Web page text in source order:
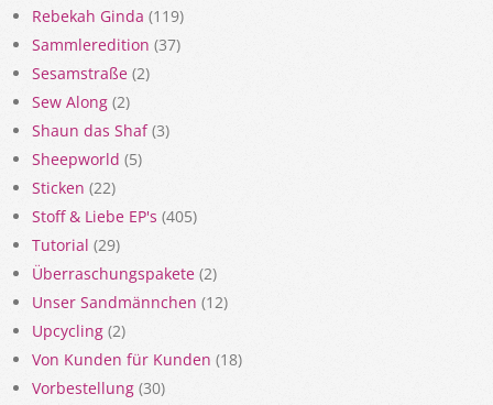
Rebekah Ginda (119)
Sammleredition (37)
Sesamstraße (2)
Sew Along (2)
Shaun das Shaf(3)
Sheepworld (5)
Sticken (22)
Stoff & Liebe EP's (405)
Tutorial (29)
Überraschungspakete (2)
Unser Sandmännchen (12)
Upcycling (2)
Von Kunden für Kunden (18)
Vorbestellung (30)